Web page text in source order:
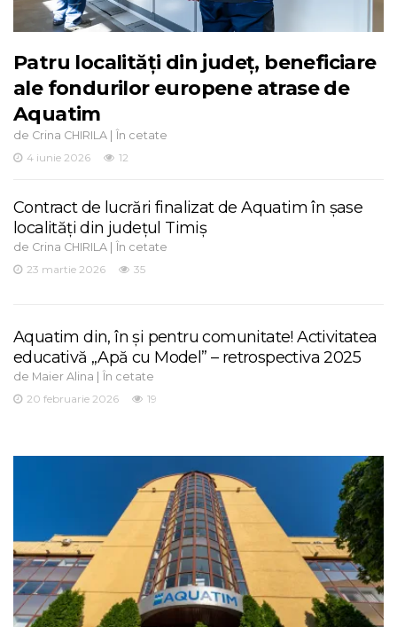
Patru localități din județ, beneficiare
ale fondurilor europene atrase de
Aquatim
de Crina CHIRILA | În cetate
4 iunie 2026
12
Contract de lucrări finalizat de Aquatim în șase
localități din județul Timiș
de Crina CHIRILA | În cetate
23 martie 2026
35
Aquatim din, în și pentru comunitate! Activitatea
educativă „Apă cu Model” – retrospectiva 2025
de Maier Alina | În cetate
20 februarie 2026
19